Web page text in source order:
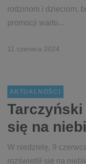
rodzinom i dzieciom,
promocji warto...
11 czerwca 2024
AKTUALNOŚCI
Tarczyński
się na
W niedzielę, 9
rozświetlił się na